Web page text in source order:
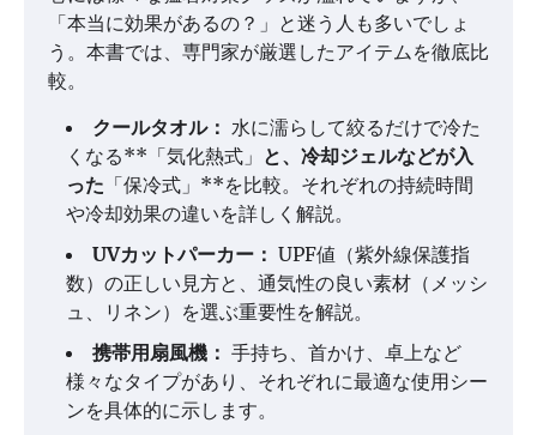
「本当に効果があるの？」と迷う人も多いでしょ
う。本書では、専門家が厳選したアイテムを徹底比
較。
クールタオル： 水に濡らして絞るだけで冷た
くなる**「気化熱式」 と、冷却ジェルなどが入
った 「保冷式」**を比較。それぞれの持続時間
や冷却効果の違いを詳しく解説。
UVカットパーカー： UPF値（紫外線保護指
数）の正しい見方と、通気性の良い素材（メッシ
ュ、リネン）を選ぶ重要性を解説。
携帯用扇風機： 手持ち、首かけ、卓上など
様々なタイプがあり、それぞれに最適な使用シー
ンを具体的に示します。